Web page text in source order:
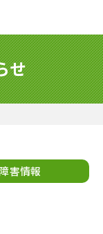
せ
障害情報